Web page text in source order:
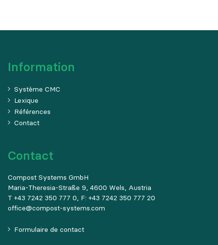
Information
Système CMC
Lexique
Références
Contact
Contact
Compost Systems GmbH
Maria-Theresia-Straße 9, 4600 Wels, Austria
T +43 7242 350 777 0, F: +43 7242 350 777 20
office@compost-systems.com
Formulaire de contact